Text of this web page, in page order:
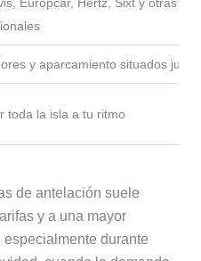
y aparcamiento situados
toda la isla a tu ritmo
de antelación suele
y a una mayor
durante